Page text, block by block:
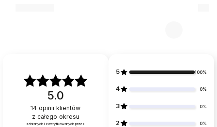
5.0
14 opinii klientów
z całego okresu
zebranych i zweryfikowanych przez
5 100%
4 0%
3 0%
2 0%